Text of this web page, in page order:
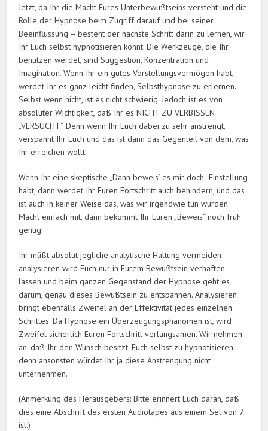
Jetzt, da Ihr die Macht Eures Unterbewußtseins versteht und die
Rolle der Hypnose beim Zugriff darauf und bei seiner
Beeinflussung – besteht der nächste Schritt darin zu lernen, wir
Ihr Euch selbst hypnotisieren könnt. Die Werkzeuge, die Ihr
benutzen werdet, sind Suggestion, Konzentration und
Imagination. Wenn Ihr ein gutes Vorstellungsvermögen habt,
werdet Ihr es ganz leicht finden, Selbsthypnose zu erlernen.
Selbst wenn nicht, ist es nicht schwierig. Jedoch ist es von
absoluter Wichtigkeit, daß Ihr es NICHT ZU VERBISSEN
„VERSUCHT“. Denn wenn Ihr Euch dabei zu sehr anstrengt,
verspannt Ihr Euch und das ist dann das Gegenteil von dem, was
Ihr erreichen wollt.
Wenn Ihr eine skeptische „Dann beweis’ es mir doch“ Einstellung
habt, dann werdet Ihr Euren Fortschritt auch behindern, und das
ist auch in keiner Weise das, was wir irgendwie tun würden.
Macht einfach mit, dann bekommt Ihr Euren „Beweis“ noch früh
genug.
Ihr müßt absolut jegliche analytische Haltung vermeiden –
analysieren wird Euch nur in Eurem Bewußtsein verhaften
lassen und beim ganzen Gegenstand der Hypnose geht es
darum, genau dieses Bewußtsein zu entspannen. Analysieren
bringt ebenfalls Zweifel an der Effektivität jedes einzelnen
Schrittes. Da Hypnose ein Überzeugungsphänomen ist, wird
Zweifel sicherlich Euren Fortschritt verlangsamen. Wir nehmen
an, daß Ihr den Wunsch besitzt, Euch selbst zu hypnotisieren,
denn ansonsten würdet Ihr ja diese Anstrengung nicht
unternehmen.
(Anmerkung des Herausgebers: Bitte erinnert Euch daran, daß
dies eine Abschrift des ersten Audiotapes aus einem Set von 7
ist.)